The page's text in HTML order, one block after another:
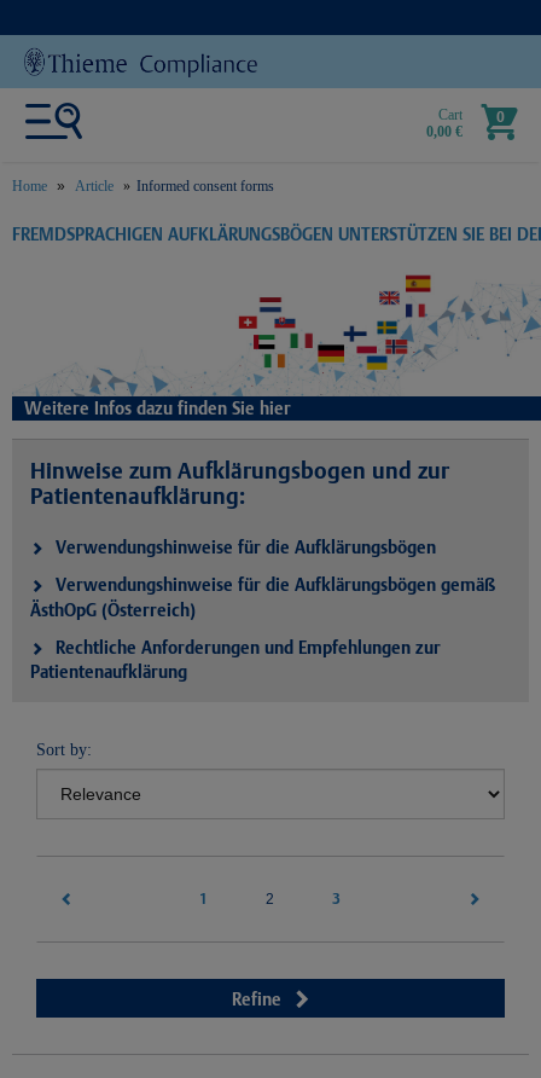
Cart
0,00 €
0
Home Article Informed consent forms
text.skipToContent
text.skipToNavigation
FREMDSPRACHIGEN AUFKLÄRUNGSBÖGEN UNTERSTÜTZEN SIE BEI
Weitere Infos dazu finden Sie hier
Hinweise zum Aufklärungsbogen und zur
Patientenaufklärung:
Verwendungshinweise für die Aufklärungsbögen
Verwendungshinweise für die Aufklärungsbögen gemäß
ÄsthOpG (Österreich)
Rechtliche Anforderungen und Empfehlungen zur
Patientenaufklärung
Sort by:
1 2 3
Refine